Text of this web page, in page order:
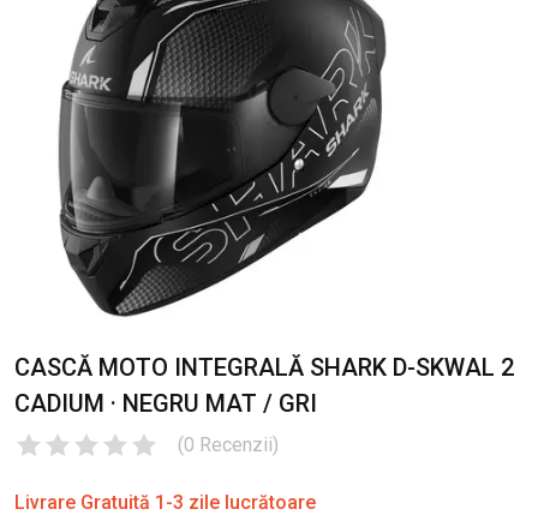
CASCĂ MOTO INTEGRALĂ SHARK D-SKWAL 2
CADIUM · NEGRU MAT / GRI
(0 Recenzii)
Livrare Gratuită 1-3 zile lucrătoare